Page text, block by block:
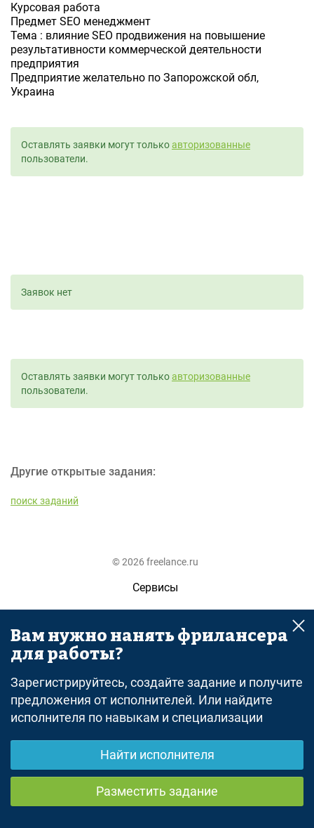
Курсовая работа
Предмет SEO менеджмент
Тема : влияние SEO продвижения на повышение
результативности коммерческой деятельности
предприятия
Предприятие желательно по Запорожской обл,
Украина
Оставлять заявки могут толькоавторизованные
пользователи.
Заявок нет
Оставлять заявки могут толькоавторизованные
пользователи.
Другие открытые задания:
поиск заданий
© 2026 freelance.ru
Сервисы
Помощь
Поиск
Оферта
Политика конфиденциальности
Дисклеймер о ЗоЗПП
Отказ от ответственности
Вам нужно нанять фрилансера
для работы?
Зарегистрируйтесь, создайте задание и получите
предложения от исполнителей. Или найдите
исполнителя по навыкам и специализации
Найти исполнителя
Разместить задание